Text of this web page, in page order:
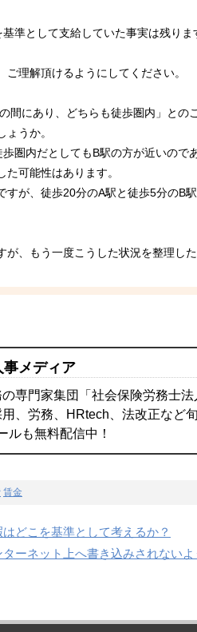
準として支給していた事実は残り
ご理解頂けるようにしてください。
の間にあり、どちらも徒歩圏内」と
ょうか。
歩圏内だとしてもB駅の方が近いので
可能性はあります。
すが、徒歩20分のA駅と徒歩5分のB
が、もう一度こうした状況を整理し
メディア
の専門家集団「社会保険労務士
、労務、HRtech、法改正など
ルも無料配信中！
賃金
どこを基準として考えるか？
ーネット上へ書き込みされない